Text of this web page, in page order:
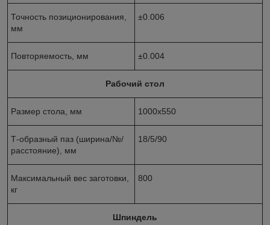
Точность позиционирования,
мм
±0.006
Повторяемость, мм ±0.004
Рабочий стол
Размер стола, мм 1000х550
Т-образный паз (ширина/№/
расстояние), мм
18/5/90
Максимальный вес заготовки,
кг
800
Шпиндель